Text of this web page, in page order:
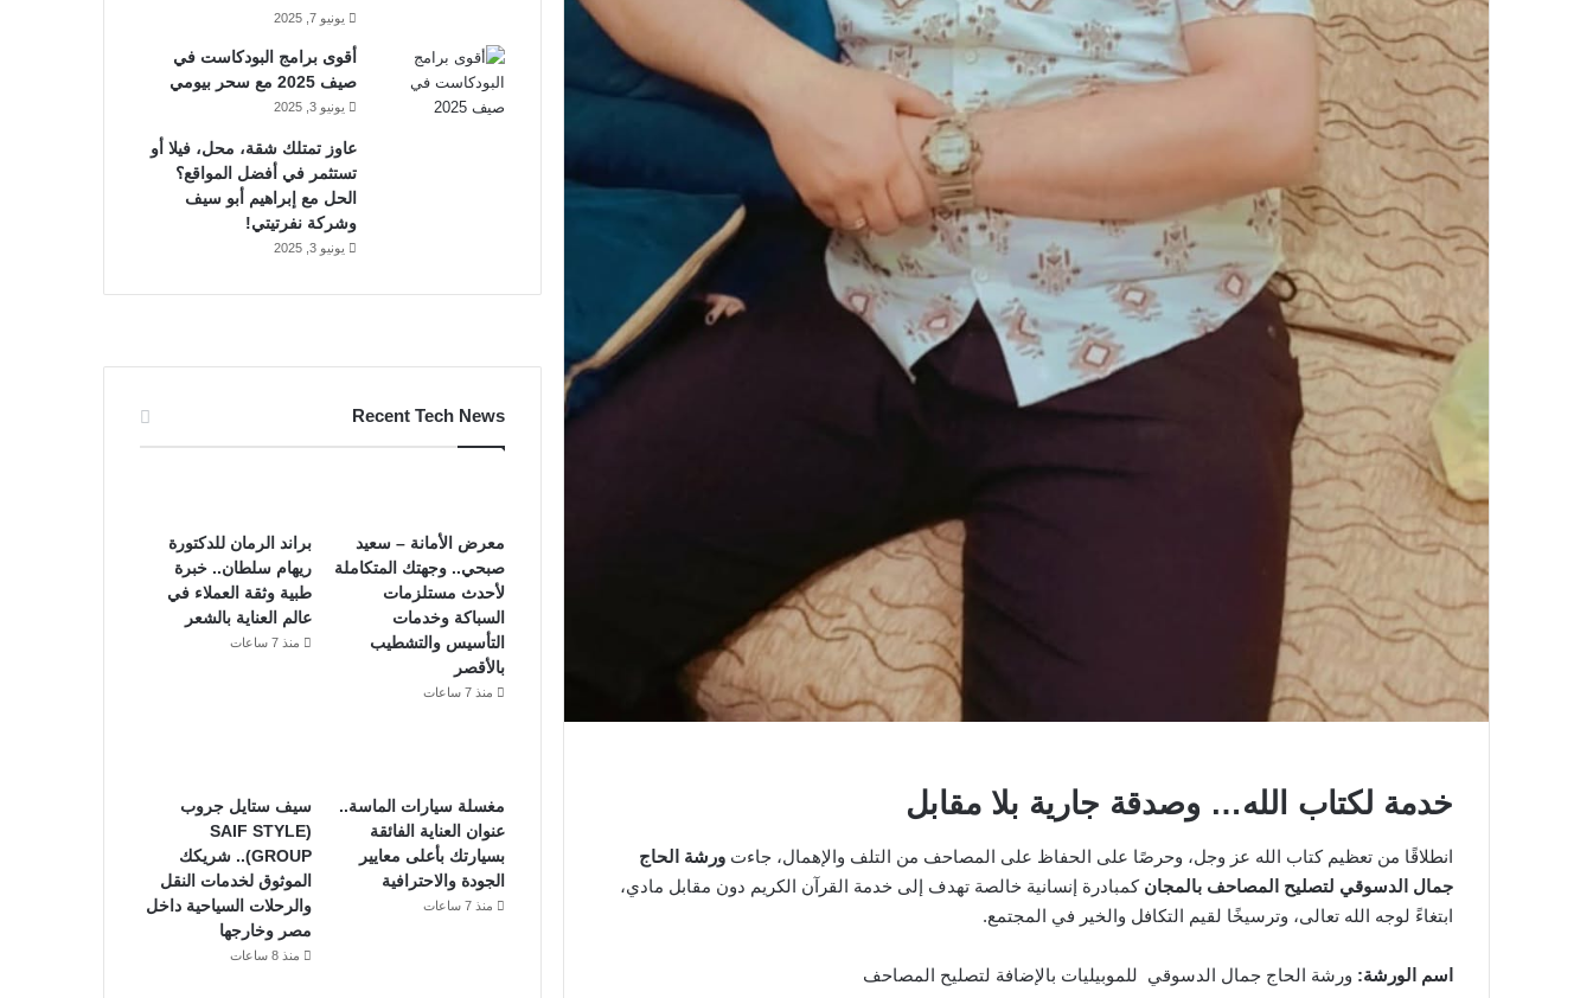
خدمة لكتاب الله… وصدقة جارية بلا مقابل
انطلاقًا من تعظيم كتاب الله عز وجل، وحرصًا على الحفاظ على المصاحف من التلف والإهمال، جاءت ورشة الحاج
جمال الدسوقي لتصليح المصاحف بالمجان كمبادرة إنسانية خالصة تهدف إلى خدمة القرآن الكريم دون مقابل مادي،
ابتغاءً لوجه الله تعالى، وترسيخًا لقيم التكافل والخير في المجتمع.
اسم الورشة: ورشة الحاج جمال الدسوقي للموبيليات بالإضافة لتصليح المصاحف
يونيو 7, 2025
أقوى برامج البودكاست في
صيف 2025 مع سحر بيومي
يونيو 3, 2025
عاوز تمتلك شقة، محل، فيلا أو
تستثمر في أفضل المواقع؟
الحل مع إبراهيم أبو سيف
وشركة نفرتيتي!
يونيو 3, 2025
Recent Tech News
معرض الأمانة – سعيد
صبحي.. وجهتك المتكاملة
لأحدث مستلزمات
السباكة وخدمات
التأسيس والتشطيب
بالأقصر
منذ 7 ساعات
براند الرمان للدكتورة
ريهام سلطان.. خبرة
طبية وثقة العملاء في
عالم العناية بالشعر
منذ 7 ساعات
مغسلة سيارات الماسة..
عنوان العناية الفائقة
بسيارتك بأعلى معايير
الجودة والاحترافية
منذ 7 ساعات
سيف ستايل جروب
(SAIF STYLE
GROUP).. شريكك
الموثوق لخدمات النقل
والرحلات السياحية داخل
مصر وخارجها
منذ 8 ساعات